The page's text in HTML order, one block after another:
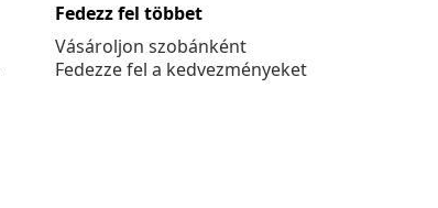
Fedezz fel többet
Vásároljon szobánként
Fedezze fel a kedvezményeket